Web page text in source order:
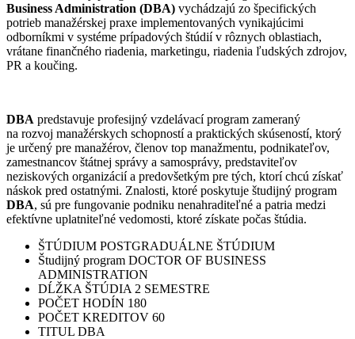
Business Administration (DBA) vychádzajú zo špecifických
potrieb manažérskej praxe implementovaných vynikajúcimi
odborníkmi v systéme prípadových štúdií v rôznych oblastiach,
vrátane finančného riadenia, marketingu, riadenia ľudských zdrojov,
PR a koučing.
DBA predstavuje profesijný vzdelávací program zameraný
na rozvoj manažérskych schopností a praktických skúseností, ktorý
je určený pre manažérov, členov top manažmentu, podnikateľov,
zamestnancov štátnej správy a samosprávy, predstaviteľov
neziskových organizácií a predovšetkým pre tých, ktorí chcú získať
náskok pred ostatnými. Znalosti, ktoré poskytuje študijný program
DBA, sú pre fungovanie podniku nenahraditeľné a patria medzi
efektívne uplatniteľné vedomosti, ktoré získate počas štúdia.
ŠTÚDIUM POSTGRADUÁLNE ŠTÚDIUM
Študijný program DOCTOR OF BUSINESS
ADMINISTRATION
DĹŽKA ŠTÚDIA 2 SEMESTRE
POČET HODÍN 180
POČET KREDITOV 60
TITUL DBA